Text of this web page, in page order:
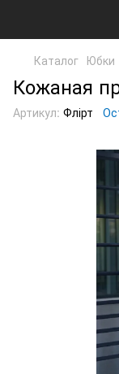
Каталог Юбки
Кожаная
Артикул: Флірт